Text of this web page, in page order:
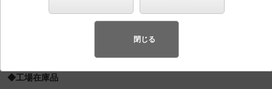
蛍光灯32形高出力型1灯器具相当 Hf32形高出力型
（先端技術や優れたデザイン性を持ち合わせ、快
◆工場在庫品
閉じる